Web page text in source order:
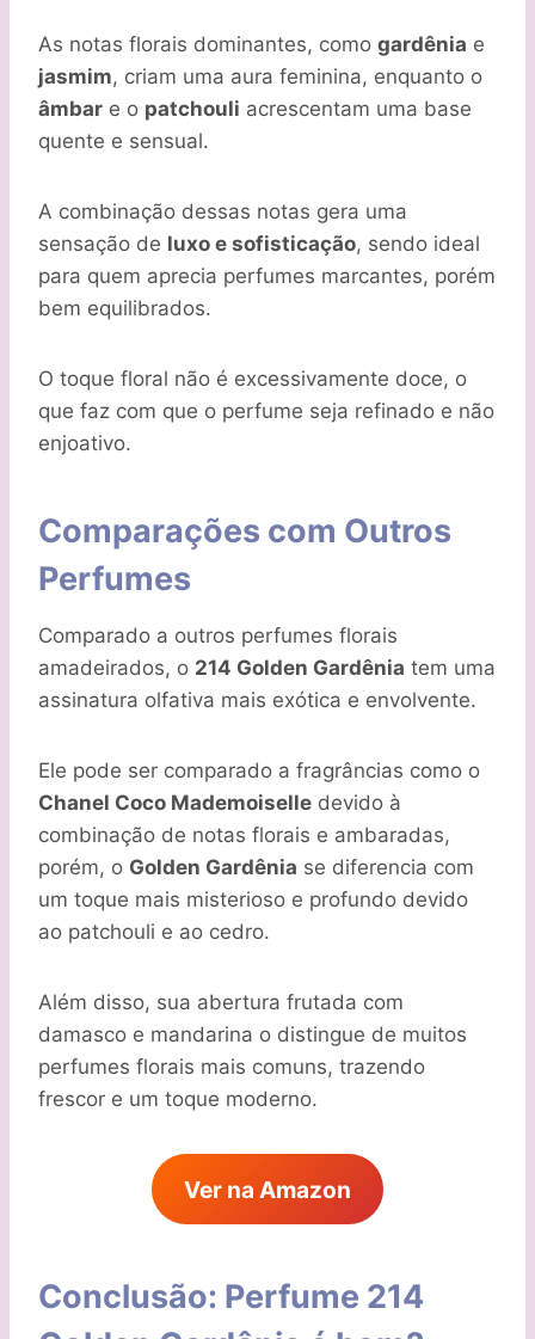
As notas florais dominantes, como gardênia e
jasmim, criam uma aura feminina, enquanto o
âmbar e o patchouli acrescentam uma base
quente e sensual.
A combinação dessas notas gera uma
sensação de luxo e sofisticação, sendo ideal
para quem aprecia perfumes marcantes, porém
bem equilibrados.
O toque floral não é excessivamente doce, o
que faz com que o perfume seja refinado e não
enjoativo.
Comparações com Outros
Perfumes
Comparado a outros perfumes florais
amadeirados, o 214 Golden Gardênia tem uma
assinatura olfativa mais exótica e envolvente.
Ele pode ser comparado a fragrâncias como o
Chanel Coco Mademoiselle devido à
combinação de notas florais e ambaradas,
porém, o Golden Gardênia se diferencia com
um toque mais misterioso e profundo devido
ao patchouli e ao cedro.
Além disso, sua abertura frutada com
damasco e mandarina o distingue de muitos
perfumes florais mais comuns, trazendo
frescor e um toque moderno.
Ver na Amazon
Conclusão: Perfume 214